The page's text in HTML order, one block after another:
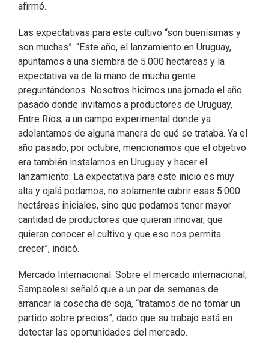
afirmó.
Las expectativas para este cultivo “son buenísimas y
son muchas”. “Este año, el lanzamiento en Uruguay,
apuntamos a una siembra de 5.000 hectáreas y la
expectativa va de la mano de mucha gente
preguntándonos. Nosotros hicimos una jornada el año
pasado donde invitamos a productores de Uruguay,
Entre Ríos, a un campo experimental donde ya
adelantamos de alguna manera de qué se trataba. Ya el
año pasado, por octubre, mencionamos que el objetivo
era también instalarnos en Uruguay y hacer el
lanzamiento. La expectativa para este inicio es muy
alta y ojalá podamos, no solamente cubrir esas 5.000
hectáreas iniciales, sino que podamos tener mayor
cantidad de productores que quieran innovar, que
quieran conocer el cultivo y que eso nos permita
crecer”, indicó.
Mercado Internacional. Sobre el mercado internacional,
Sampaolesi señaló que a un par de semanas de
arrancar la cosecha de soja, “tratamos de no tomar un
partido sobre precios”, dado que su trabajo está en
detectar las oportunidades del mercado.